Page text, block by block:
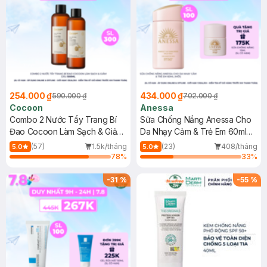
254.000 ₫590.000 ₫
Cocoon
Combo 2 Nước Tẩy Trang Bí
Đao Cocoon Làm Sạch & Giảm
Dầu 500ml
5.0 (57)
1.5k/tháng
78%
434.000 ₫702.000 ₫
Anessa
Sữa Chống Nắng Anessa Cho
Da Nhạy Cảm & Trẻ Em 60ml
(Mới)
5.0 (23)
408/tháng
33%
-31% -55 %